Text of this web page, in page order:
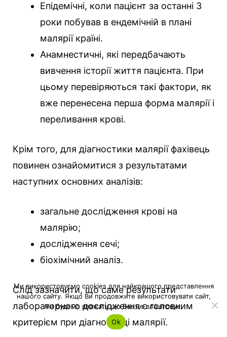
Епідемічні, коли пацієнт за останні 3
роки побував в ендемічній в плані
малярії країні.
Анамнестичні, які передбачають
вивчення історії життя пацієнта. При
цьому перевіряються такі фактори, як
вже перенесена перша форма малярії і
переливання крові.
Крім того, для діагностики малярії фахівець
повинен ознайомитися з результатами
наступних основних аналізів:
загальне дослідження крові на
малярію;
дослідження сечі;
біохімічний аналіз.
Слід зазначити, що саме результати
лабораторного дослідження є головним
критерієм при діагностиці малярії.
Ми використовуємо cookies для найкращого представлення
нашого сайту. Якщо Ви продовжите використовувати сайт,
ми будемо вважати що Вас це влаштовує.
Ok